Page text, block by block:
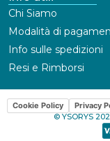
Chi Siamo
Modalità di
Info sulle spedizioni
Resi e Rimborsi
Cookie Policy
Privacy
© YSORYS